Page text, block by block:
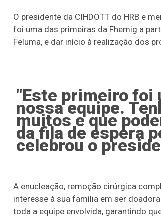
O presidente da CIHDOTT do HRB e
foi uma das primeiras da Fhemig a
Feluma, e dar início à realização dos
"Este primeiro foi
nossa equipe.
muitos e que
da fila de espera
celebrou o
A enucleação, remoção cirúrgica
interesse à sua família em ser
toda a equipe envolvida, garantindo